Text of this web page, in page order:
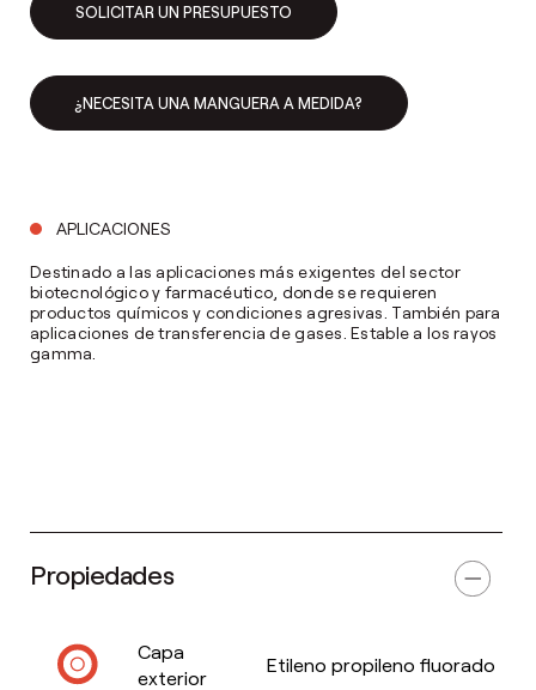
SOLICITAR UN PRESUPUESTO
¿NECESITA UNA MANGUERA A MEDIDA?
APLICACIONES
Destinado a las aplicaciones más exigentes del sector
biotecnológico y farmacéutico, donde se requieren
productos químicos y condiciones agresivas. También para
aplicaciones de transferencia de gases. Estable a los rayos
gamma.
Propiedades
Capa
exterior
Etileno propileno fluorado